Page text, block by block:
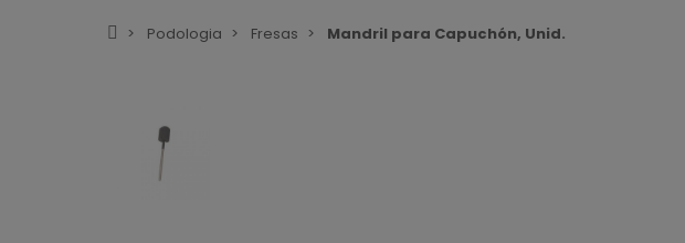
Podologia Fresas Mandril para Capuchón, Unid.